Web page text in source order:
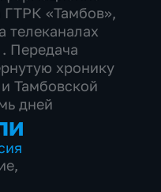
ГТРК «Тамбов»,
телеканалах
Передача
хронику
Тамбовской
дней
,